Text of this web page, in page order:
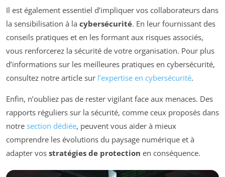
Il est également essentiel d’impliquer vos collaborateurs dans
la sensibilisation à la cybersécurité. En leur fournissant des
conseils pratiques et en les formant aux risques associés,
vous renforcerez la sécurité de votre organisation. Pour plus
d’informations sur les meilleures pratiques en cybersécurité,
consultez notre article sur l’expertise en cybersécurité.
Enfin, n’oubliez pas de rester vigilant face aux menaces. Des
rapports réguliers sur la sécurité, comme ceux proposés dans
notre section dédiée, peuvent vous aider à mieux
comprendre les évolutions du paysage numérique et à
adapter vos stratégies de protection en conséquence.